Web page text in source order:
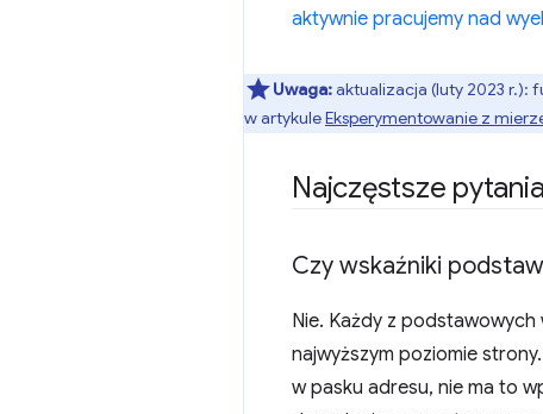
aktywnie pracujemy nad
Uwaga:aktualizacja (luty 2023 r.):
w artykuleEksperymentowanie z
Najczęstsze pytania
Czy wskaźniki
Nie. Każdy z
najwyższym poziomie
w pasku adresu, nie ma to